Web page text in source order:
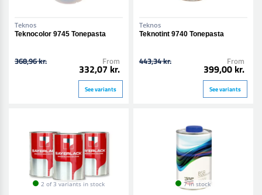
Teknos
Teknocolor 9745 Tonepasta
368,96 kr. From
332,07 kr.
See variants
Teknos
Teknotint 9740 Tonepasta
443,34 kr. From
399,00 kr.
See variants
2 of 3 variants in stock 7 in stock